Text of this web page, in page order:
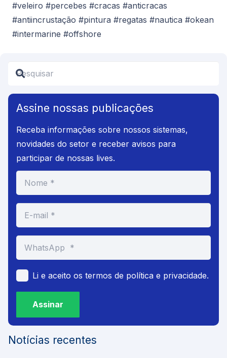
#veleiro #percebes #cracas #anticracas
#antiincrustação #pintura #regatas #nautica #okean
#intermarine #offshore
Assine nossas publicações
Receba informações sobre nossos sistemas,
novidades do setor e receber avisos para
participar de nossas lives.
Li e aceito os termos de política e privacidade.
Assinar
Notícias recentes